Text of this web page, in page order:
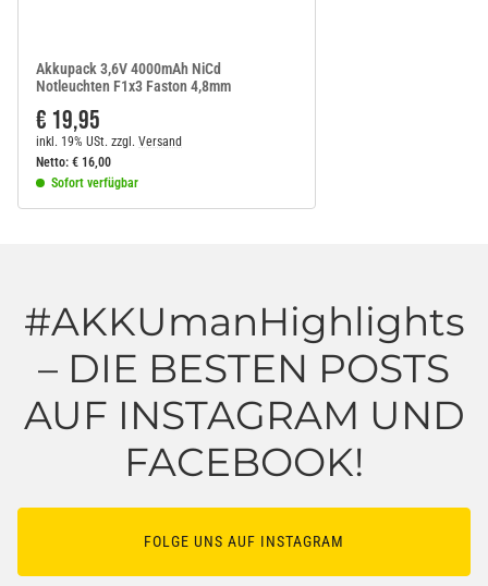
Akkupack 3,6V 4000mAh NiCd
Notleuchten F1x3 Faston 4,8mm
€ 19,95
inkl. 19% USt. zzgl. Versand
Netto: € 16,00
Sofort verfügbar
#AKKUmanHighlights
– DIE BESTEN POSTS
AUF INSTAGRAM UND
FACEBOOK!
FOLGE UNS AUF INSTAGRAM